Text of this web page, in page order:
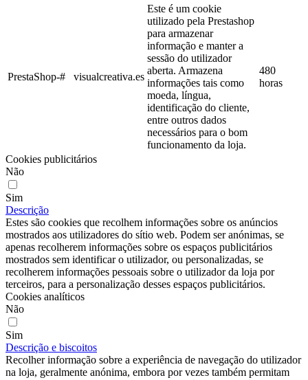
PrestaShop-# visualcreativa.es
Este é um cookie
utilizado pela Prestashop
para armazenar
informação e manter a
sessão do utilizador
aberta. Armazena
informações tais como
moeda, língua,
identificação do cliente,
entre outros dados
necessários para o bom
funcionamento da loja.
480
horas
Cookies publicitários
Não
Sim
Descrição
Estes são cookies que recolhem informações sobre os anúncios
mostrados aos utilizadores do sítio web. Podem ser anónimas, se
apenas recolherem informações sobre os espaços publicitários
mostrados sem identificar o utilizador, ou personalizadas, se
recolherem informações pessoais sobre o utilizador da loja por
terceiros, para a personalização desses espaços publicitários.
Cookies analíticos
Não
Sim
Descrição e biscoitos
Recolher informação sobre a experiência de navegação do utilizador
na loja, geralmente anónima, embora por vezes também permitam